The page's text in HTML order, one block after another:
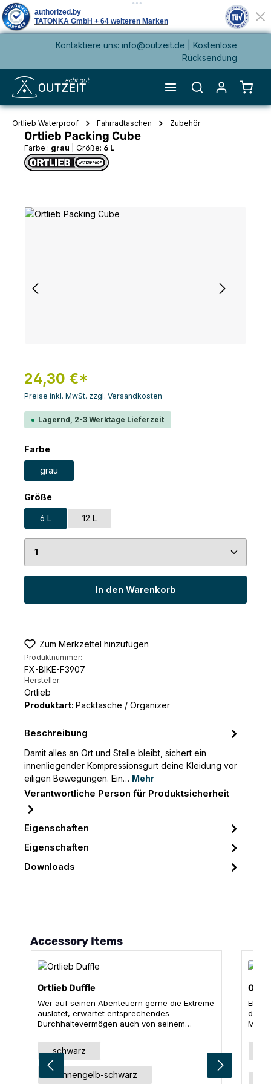
springenKontaktiere uns: info@outzeit.de | Kostenlose
Rücksendung
Ortlieb Waterproof Fahrradtaschen Zubehör
Ortlieb Packing Cube
Farbe : grau Größe: 6 L
Bildergalerie überspringen
24,30 €*
Preise inkl. MwSt. zzgl. Versandkosten
Lagernd, 2-3 Werktage Lieferzeit
Farbeauswählen
grau
Größeauswählen
6 L 12 L
Produkt Anzahl: Gib den gewünschten Wert
In den Warenkorb
Zum Merkzettel hinzufügen
Produktnummer:
FX-BIKE-F3907
Hersteller:
Ortlieb
Produktart: Packtasche / Organizer
Beschreibung
Damit alles an Ort und Stelle bleibt, sichert ein
innenliegender Kompressionsgurt deine Kleidung vor
eiligen Bewegungen. Ein… Mehr
Verantwortliche Person für Produktsicherheit
Eigenschaften
Eigenschaften
Downloads
Produktgalerie überspringen
Accessory Items
Ortlieb Duffle
Wer auf seinen Abenteuern gerne die Extreme
auslotet, erwartet entsprechendes
Durchhaltevermögen auch von seinem
Co. wasserdicht ein und ist durch ihre
bequem gepolsterten, auch als Tragegriffe
verwendbaren Schultergurte schnell zum
praktischen Rucksack umfunktionierbar. Der
Ausführung
schwarz
sonnengelb-schwarz
der